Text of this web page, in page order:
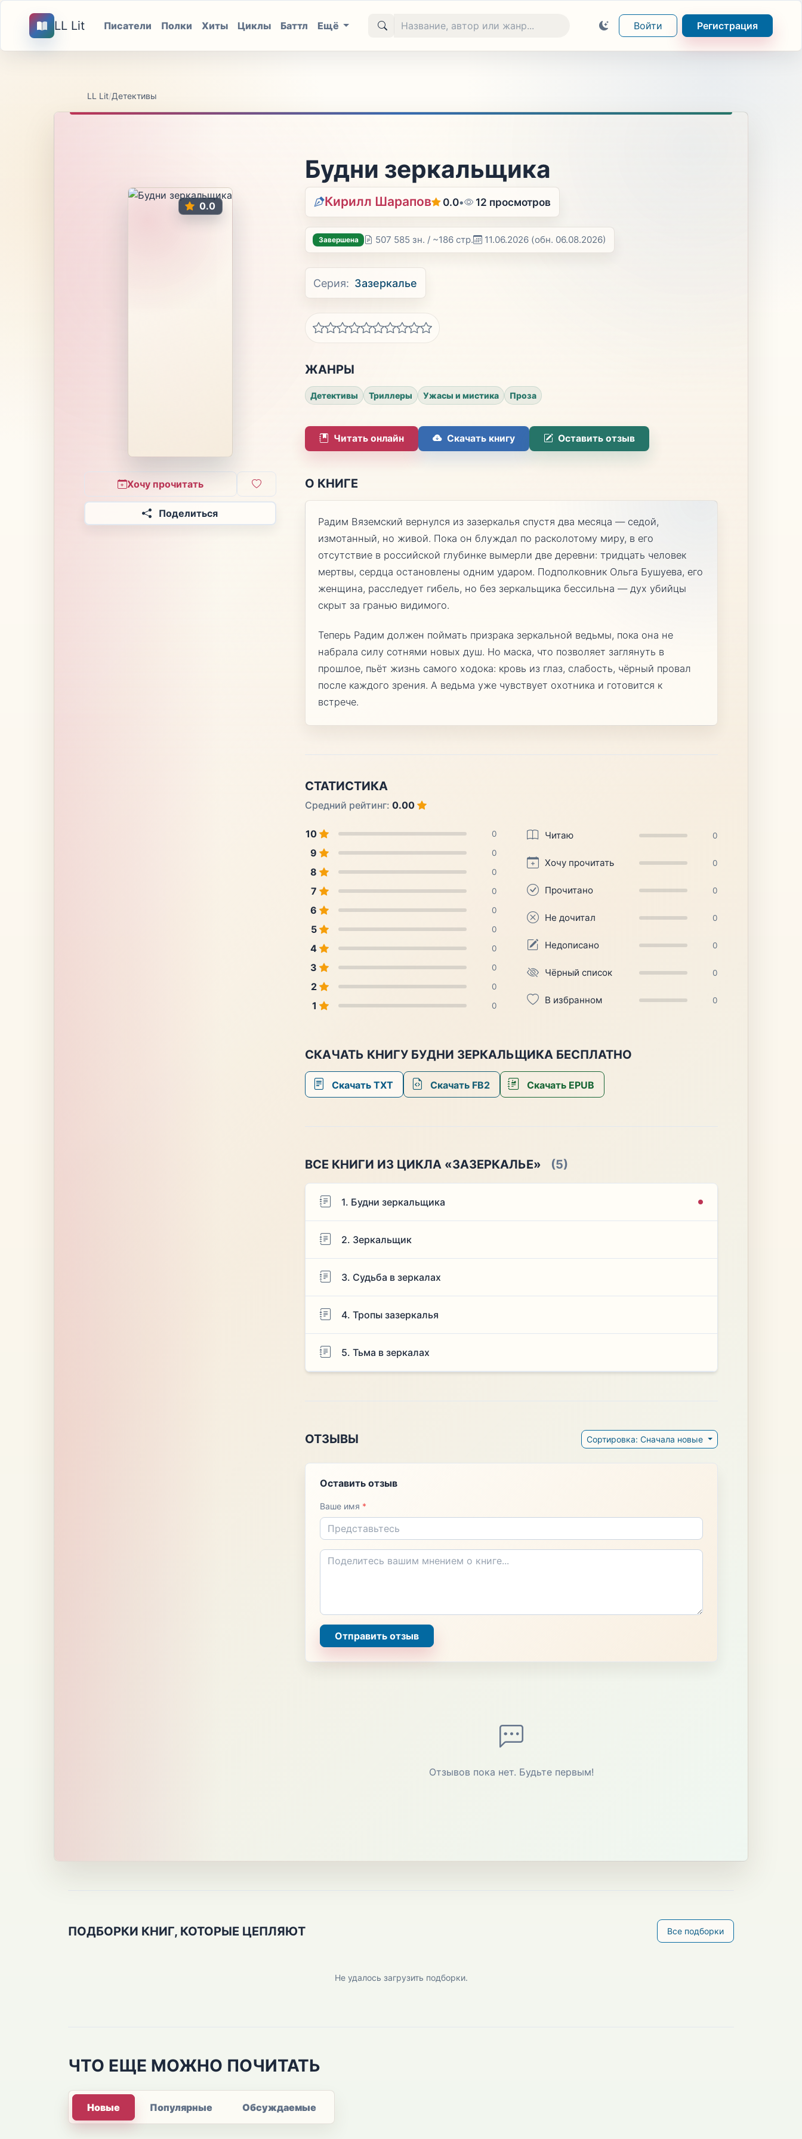
LL Lit Писатели Полки Хиты Циклы Баттл Ещё Войти Регистрация
LL Lit/Детективы
0.0
Хочу прочитать
Поделиться
Будни зеркальщика
Кирилл Шарапов 0.0• 12 просмотров
Завершена 507 585 зн. / ~186 стр. 11.06.2026 (обн. 06.08.2026)
Серия: Зазеркалье
ЖАНРЫ
Детективы Триллеры Ужасы и мистика Проза
Читать онлайн Скачать книгу Оставить отзыв
О КНИГЕ
Радим Вяземский вернулся из зазеркалья спустя два месяца — седой,
измотанный, но живой. Пока он блуждал по расколотому миру, в его
отсутствие в российской глубинке вымерли две деревни: тридцать человек
мертвы, сердца остановлены одним ударом. Подполковник Ольга Бушуева, его
женщина, расследует гибель, но без зеркальщика бессильна — дух убийцы
скрыт за гранью видимого.
Теперь Радим должен поймать призрака зеркальной ведьмы, пока она не
набрала силу сотнями новых душ. Но маска, что позволяет заглянуть в
прошлое, пьёт жизнь самого ходока: кровь из глаз, слабость, чёрный провал
после каждого зрения. А ведьма уже чувствует охотника и готовится к
встрече.
СТАТИСТИКА
Средний рейтинг: 0.00
10 0
9 0
8 0
7 0
6 0
5 0
4 0
3 0
2 0
1 0
Читаю 0
Хочу прочитать 0
Прочитано 0
Не дочитал 0
Недописано 0
Чёрный список 0
В избранном 0
СКАЧАТЬ КНИГУ БУДНИ ЗЕРКАЛЬЩИКА БЕСПЛАТНО
Скачать TXT Скачать FB2 Скачать EPUB
ВСЕ КНИГИ ИЗ ЦИКЛА «ЗАЗЕРКАЛЬЕ» (5)
1. Будни зеркальщика
2. Зеркальщик
3. Судьба в зеркалах
4. Тропы зазеркалья
5. Тьма в зеркалах
ОТЗЫВЫ Сортировка: Сначала новые
Оставить отзыв
Ваше имя *
Отправить отзыв
Отзывов пока нет. Будьте первым!
ПОДБОРКИ КНИГ, КОТОРЫЕ ЦЕПЛЯЮТ Все подборки
Не удалось загрузить подборки.
ЧТО ЕЩЕ МОЖНО ПОЧИТАТЬ
Новые Популярные Обсуждаемые